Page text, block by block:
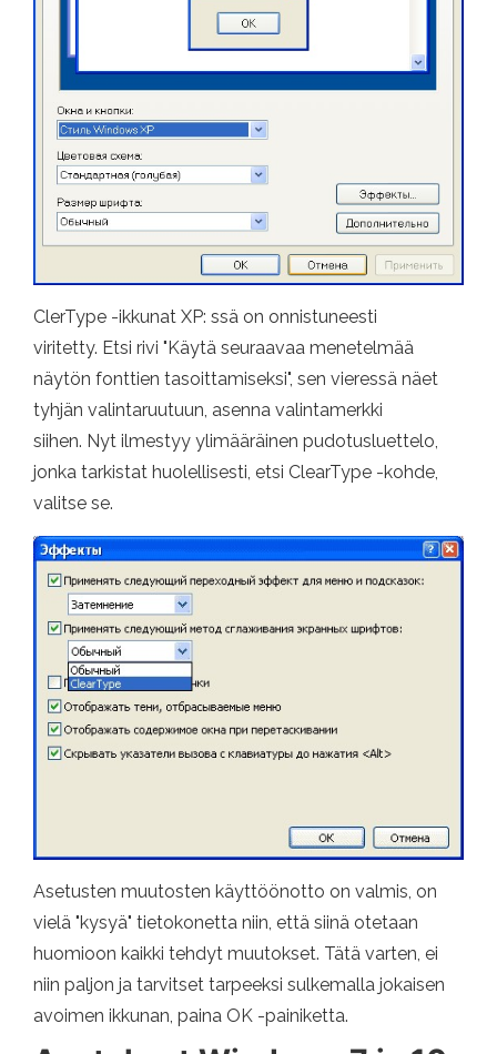
ClerType -ikkunat XP: ssä on onnistuneesti
viritetty. Etsi rivi "Käytä seuraavaa menetelmää
näytön fonttien tasoittamiseksi", sen vieressä näet
tyhjän valintaruutuun, asenna valintamerkki
siihen. Nyt ilmestyy ylimääräinen pudotusluettelo,
jonka tarkistat huolellisesti, etsi ClearType -kohde,
valitse se.
Asetusten muutosten käyttöönotto on valmis, on
vielä "kysyä" tietokonetta niin, että siinä otetaan
huomioon kaikki tehdyt muutokset. Tätä varten, ei
niin paljon ja tarvitset tarpeeksi sulkemalla jokaisen
avoimen ikkunan, paina OK -painiketta.